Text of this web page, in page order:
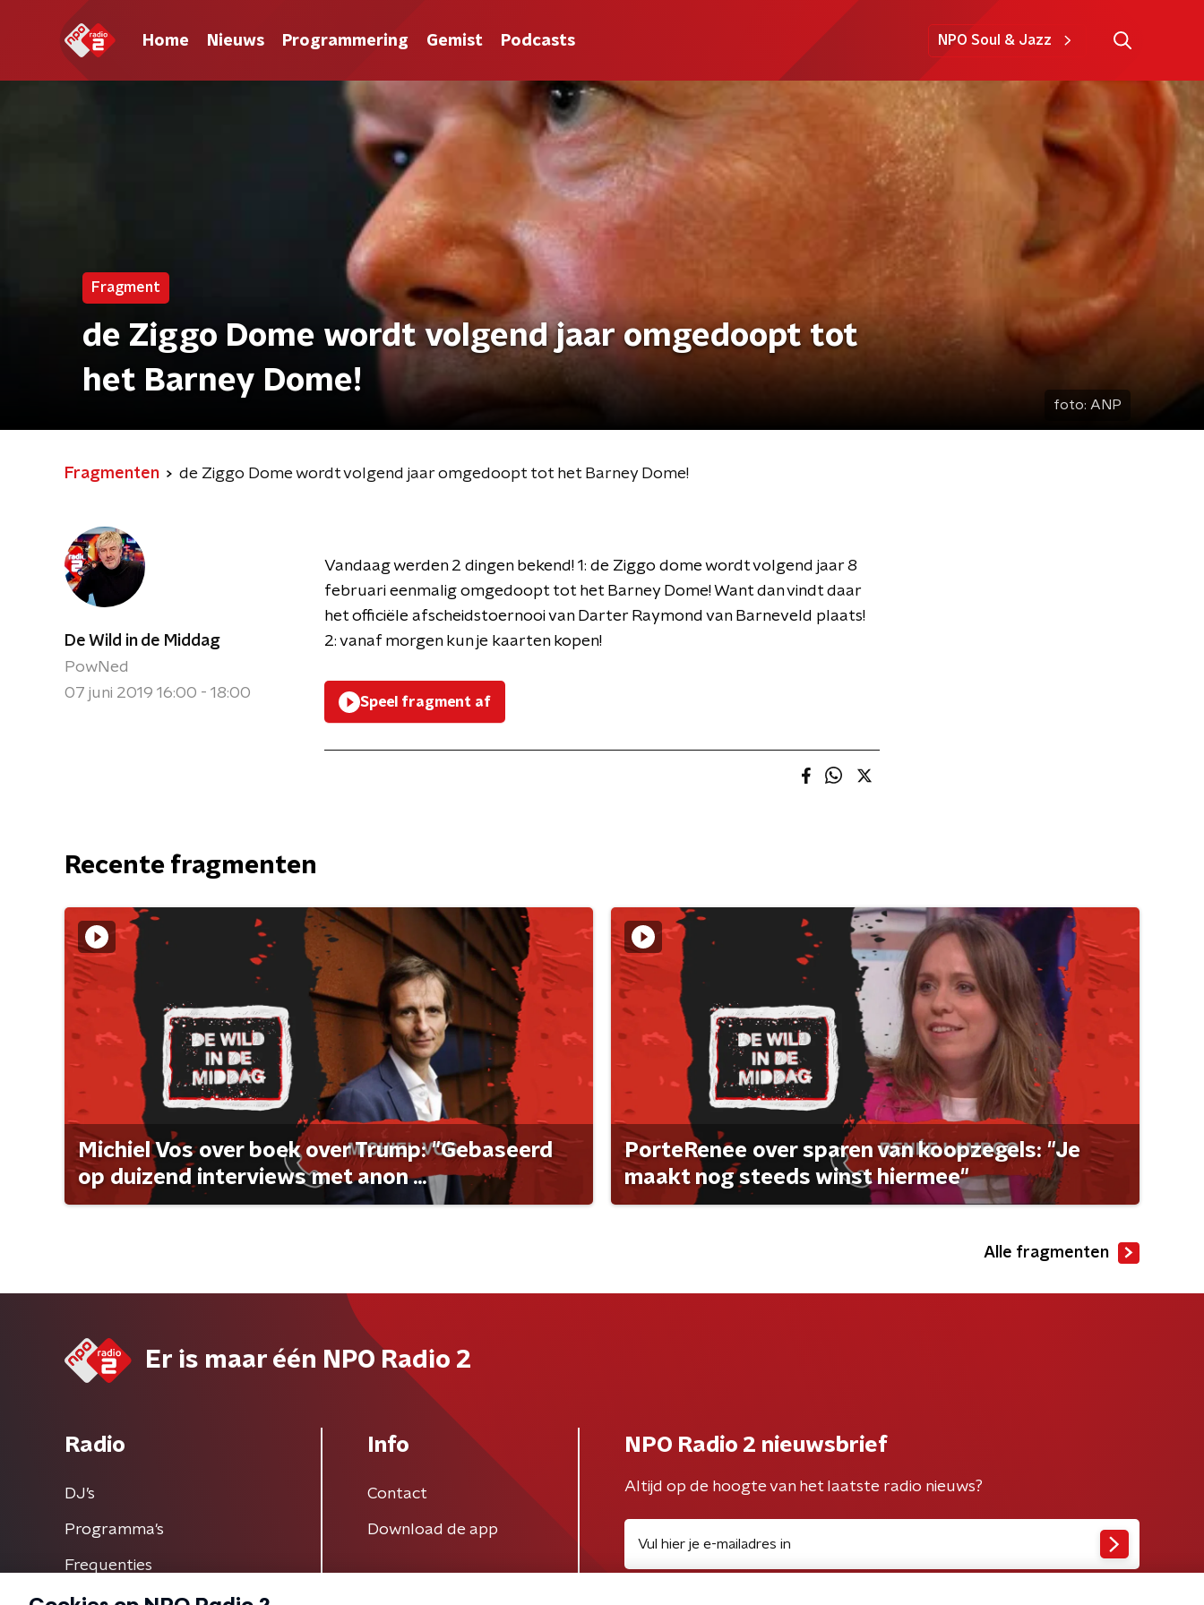
Home Nieuws Programmering Gemist Podcasts NPO Soul & Jazz
Fragment
de Ziggo Dome wordt volgend jaar omgedoopt tot
het Barney Dome!
foto: ANP
Fragmenten de Ziggo Dome wordt volgend jaar omgedoopt tot het Barney Dome!
De Wild in de Middag
PowNed
07 juni 2019 16:00 - 18:00
Vandaag werden 2 dingen bekend! 1: de Ziggo dome wordt volgend jaar 8
februari eenmalig omgedoopt tot het Barney Dome! Want dan vindt daar
het officiële afscheidstoernooi van Darter Raymond van Barneveld plaats!
2: vanaf morgen kun je kaarten kopen!
Speel fragment af
Recente fragmenten
Michiel Vos over boek over Trump: "Gebaseerd
op duizend interviews met anon ...
PorteRenee over sparen van koopzegels: "Je
maakt nog steeds winst hiermee"
Alle fragmenten
Er is maar één NPO Radio 2
Radio
DJ’s
Programma's
Frequenties
Info
Contact
Download de app
NPO Radio 2 nieuwsbrief
Altijd op de hoogte van het laatste radio nieuws?